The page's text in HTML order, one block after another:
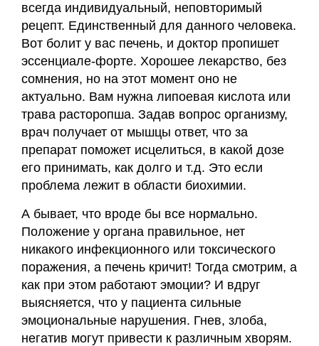
всегда индивидуальный, неповторимый
рецепт. Единственный для данного человека.
Вот болит у вас печень, и доктор пропишет
эссенциале-форте. Хорошее лекарство, без
сомнения, но на этот момент оно не
актуально. Вам нужна липоевая кислота или
трава расторопша. Задав вопрос организму,
врач получает от мышцы ответ, что за
препарат поможет исцелиться, в какой дозе
его принимать, как долго и т.д. Это если
проблема лежит в области биохимии.
А бывает, что вроде бы все нормально.
Положение у органа правильное, нет
никакого инфекционного или токсического
поражения, а печень кричит! Тогда смотрим, а
как при этом работают эмоции? И вдруг
выясняется, что у пациента сильные
эмоциональные нарушения. Гнев, злоба,
негатив могут привести к различным хворям.